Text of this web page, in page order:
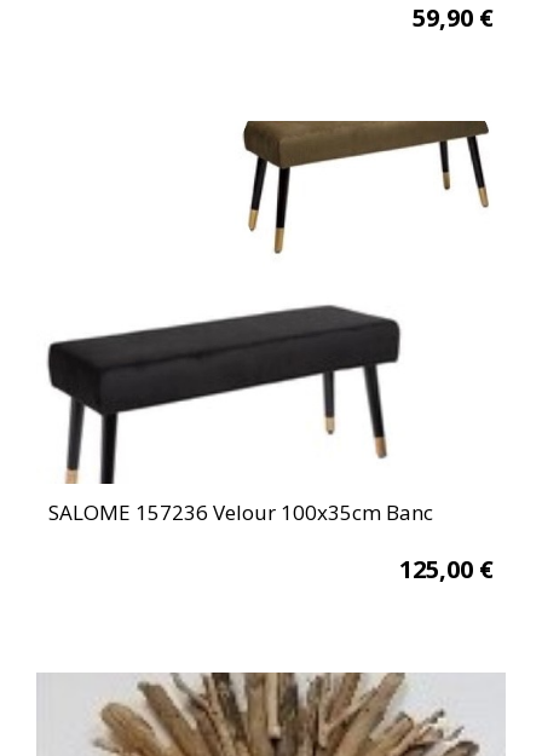
59,90 €
SALOME 157236 Velour 100x35cm Banc
125,00 €